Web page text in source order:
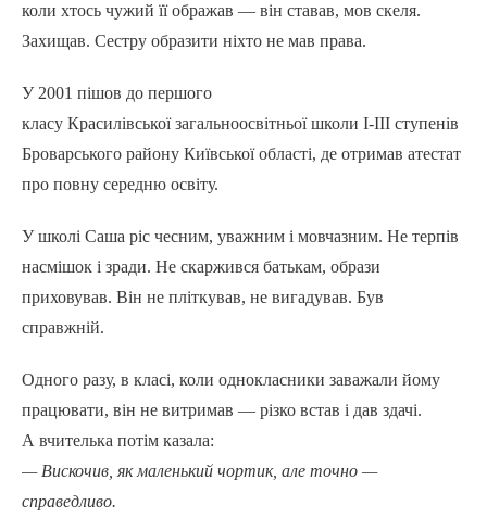
коли хтось чужий її ображав — він ставав, мов скеля.
Захищав. Сестру образити ніхто не мав права.
У 2001 пішов до першого
класу Красилівської загальноосвітньої школи І-ІІІ ступенів
Броварського району Київської області, де отримав атестат
про повну середню освіту.
У школі Саша ріс чесним, уважним і мовчазним. Не терпів
насмішок і зради. Не скаржився батькам, образи
приховував. Він не пліткував, не вигадував. Був
справжній.
Одного разу, в класі, коли однокласники заважали йому
працювати, він не витримав — різко встав і дав здачі.
А вчителька потім казала:
— Вискочив, як маленький чортик, але точно —
справедливо.